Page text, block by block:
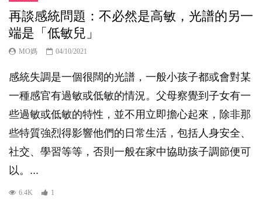
再談感統問題：不必然是高敏，光譜的另一
端是「低敏兒」
MO媽 04/10/2021
感統失調是一個很闊的光譜，一般小孩子都或會對某
一種感官有過敏或低敏的情況。父母察覺到子女有一
些過敏或低敏的特性，並不用立即擔心起來，除非那
些特質強烈得影響他們的日常生活，包括人身安全、
社交、學習等等，否則一般在家中協助孩子調節便可
以。...
6.4K 1